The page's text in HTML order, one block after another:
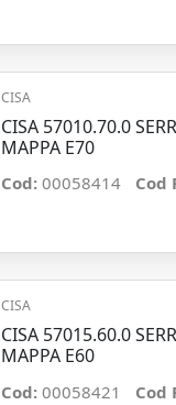
CISA
CISA 57010.70.0
MAPPA E70
Cod: 00058414 Cod
CISA
CISA 57015.60.0
MAPPA E60
Cod: 00058421 Cod